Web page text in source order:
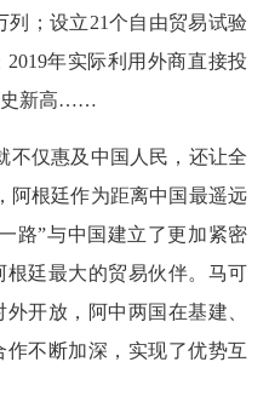
列；设立21个自由贸易试验
年实际利用外商直接投
史新高……
不仅惠及中国人民，还让全
阿根廷作为距离中国最遥远
路”与中国建立了更加紧密
廷最大的贸易伙伴。马可
开放，阿中两国在基建、
不断加深，实现了优势互